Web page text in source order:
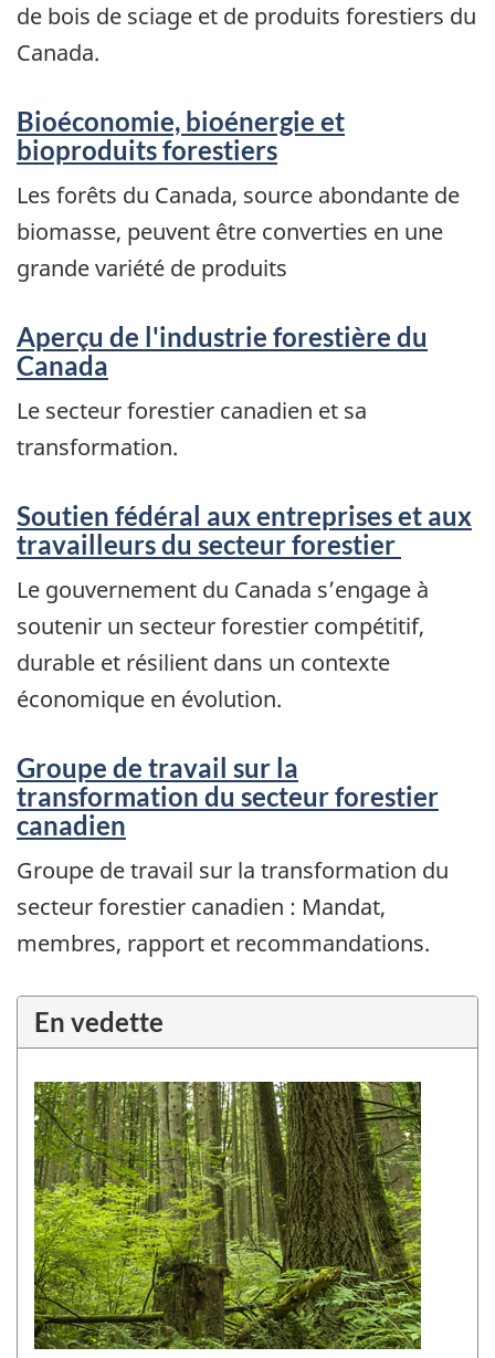
de bois de sciage et de produits forestiers du
Canada.
Bioéconomie, bioénergie et
bioproduits forestiers
Les forêts du Canada, source abondante de
biomasse, peuvent être converties en une
grande variété de produits
Aperçu de l'industrie forestière du
Canada
Le secteur forestier canadien et sa
transformation.
Soutien fédéral aux entreprises et aux
travailleurs du secteur forestier
Le gouvernement du Canada s’engage à
soutenir un secteur forestier compétitif,
durable et résilient dans un contexte
économique en évolution.
Groupe de travail sur la
transformation du secteur forestier
canadien
Groupe de travail sur la transformation du
secteur forestier canadien : Mandat,
membres, rapport et recommandations.
En vedette